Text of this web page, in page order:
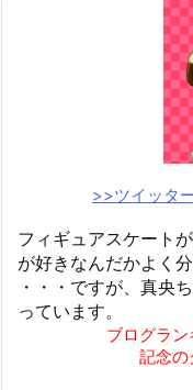
>>ツイッタ
フィギュアスケート
が好きなんだかよく
・・・ですが、真央
っています。
ブログラン
記念の